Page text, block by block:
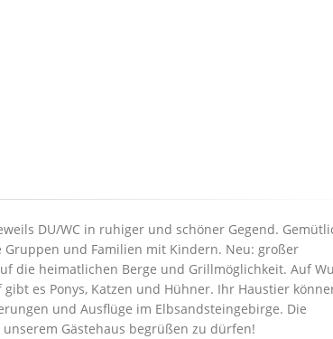
DU/WC in ruhiger und schöner Gegend.
und Familien mit Kindern. Neu: großer
die heimatlichen Berge und Grillmöglichkeit. Auf
es Ponys, Katzen und Hühner. Ihr Haustier
und Ausflüge im Elbsandsteingebirge. Die
Gästehaus begrüßen zu dürfen!